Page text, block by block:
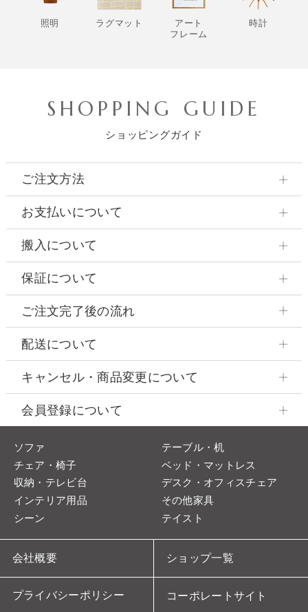
照明 ラグマット
アート
フレーム
時計
SHOPPING GUIDE
ショッピングガイド
ご注文方法
お支払いについて
搬入について
保証について
ご注文完了後の流れ
配送について
キャンセル・商品変更について
会員登録について
会社概要 ショップ一覧
プライバシーポリシー コーポレートサイト
ソファ
テーブル・机
チェア・椅子
ベッド・マットレス
収納・テレビ台
デスク・オフィスチェア
インテリア用品
その他家具
シーン
テイスト